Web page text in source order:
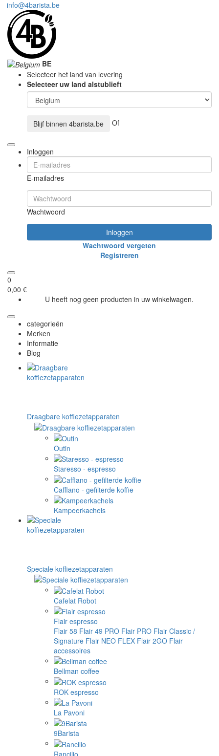
info@4barista.be
BE
Selecteer het land van levering
Selecteer uw land alstublieft
Blijf binnen 4barista.be Of
Inloggen
E-mailadres
Wachtwoord
Inloggen
Wachtwoord vergeten
Registreren
0
0,00 €
U heeft nog geen producten in uw winkelwagen.
categorieën
Merken
Informatie
Blog
Draagbare koffiezetapparaten
Outin
Staresso - espresso
Cafflano - gefilterde koffie
Kampeerkachels
Speciale koffiezetapparaten
Cafelat Robot
Flair espresso
Flair 58 Flair 49 PRO Flair PRO Flair Classic /
Signature Flair NEO FLEX Flair 2GO Flair
accessoires
Bellman coffee
ROK espresso
La Pavoni
9Barista
Rancilio